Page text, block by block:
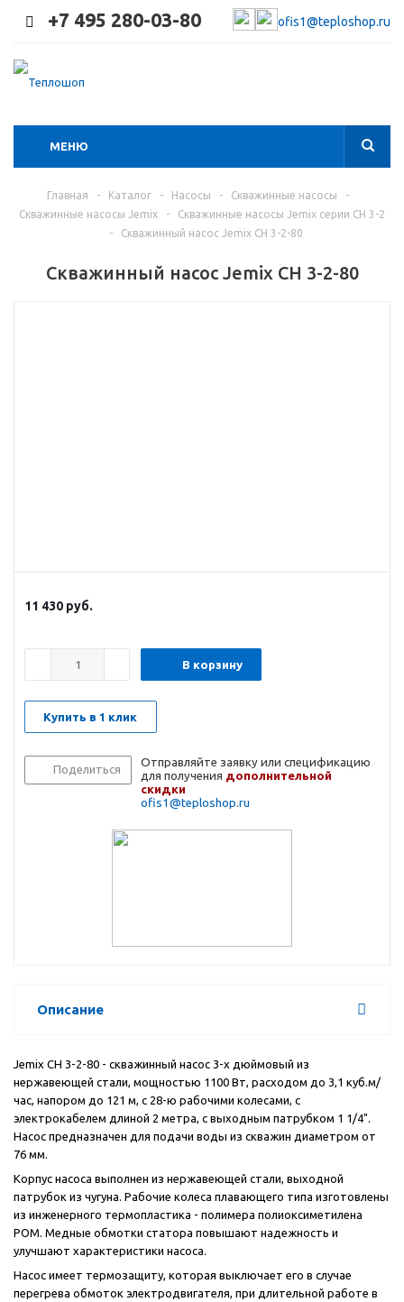
+7 495 280-03-80 ofis1@teploshop.ru
МЕНЮ
Главная - Каталог - Насосы - Скважинные насосы
-
Скважинные насосы Jemix
-
Скважинные насосы Jemix серии СН 3-2
-
Скважинный насос Jemix СН 3-2-80
Скважинный насос Jemix СН 3-2-80
11 430 руб.
В корзину
Купить в 1 клик
Поделиться
Отправляйте заявку или спецификацию
для получения дополнительной
скидки
ofis1@teploshop.ru
Описание
Jemix СН 3-2-80 - скважинный насос 3-х дюймовый из
нержавеющей стали, мощностью 1100 Вт, расходом до 3,1 куб.м/
час, напором до 121 м, с 28-ю рабочими колесами, с
электрокабелем длиной 2 метра, с выходным патрубком 1 1/4".
Насос предназначен для подачи воды из скважин диаметром от
76 мм.
Корпус насоса выполнен из нержавеющей стали, выходной
патрубок из чугуна. Рабочие колеса плавающего типа изготовлены
из инженерного термопластика - полимера полиоксиметилена
POM. Медные обмотки статора повышают надежность и
улучшают характеристики насоса.
Насос имеет термозащиту, которая выключает его в случае
перегрева обмоток электродвигателя, при длительной работе в